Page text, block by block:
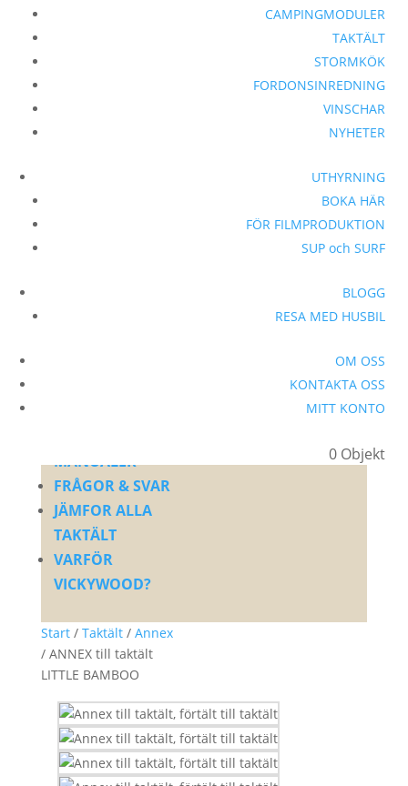
CAMPINGMODULER
TAKTÄLT
STORMKÖK
FORDONSINREDNING
VINSCHAR
NYHETER
UTHYRNING
BOKA HÄR
FÖR FILMPRODUKTION
SUP och SURF
BLOGG
RESA MED HUSBIL
OM OSS
KONTAKTA OSS
MITT KONTO
0 Objekt
MANUALER
FRÅGOR & SVAR
JÄMFOR ALLA
TAKTÄLT
VARFÖR
VICKYWOOD?
Start/ Taktält/ Annex
/ ANNEX till taktält
LITTLE BAMBOO